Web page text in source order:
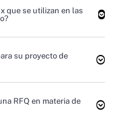
que se utilizan en las
su proyecto de
RFQ en materia de